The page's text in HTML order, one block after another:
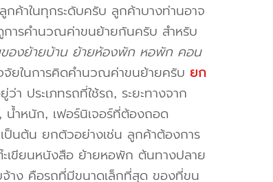
ลูกค้าในทุกระดับครับ ลูกค้าบางท่านอาจ
ารคำนวณค่าขนย้ายกันครับ สำหรับ
องย้ายบ้าน ย้ายห้องพัก หอพัก คอน
ยในการคิดคำนวณค่าขนย้ายครับ ยก
า ประเภทรถที่ใช้รถ, ระยะทางจาก
ำหนัก, เฟอร์นิเจอร์ที่ต้องถอด
ป็นต้น ยกตัวอย่างเช่น ลูกค้าต้องการ
ะเขียนหนังสือ ย้ายหอพัก ต้นทางปลาย
จ้าง คือรถที่มีขนาดเล็กที่สุด ของที่ขน